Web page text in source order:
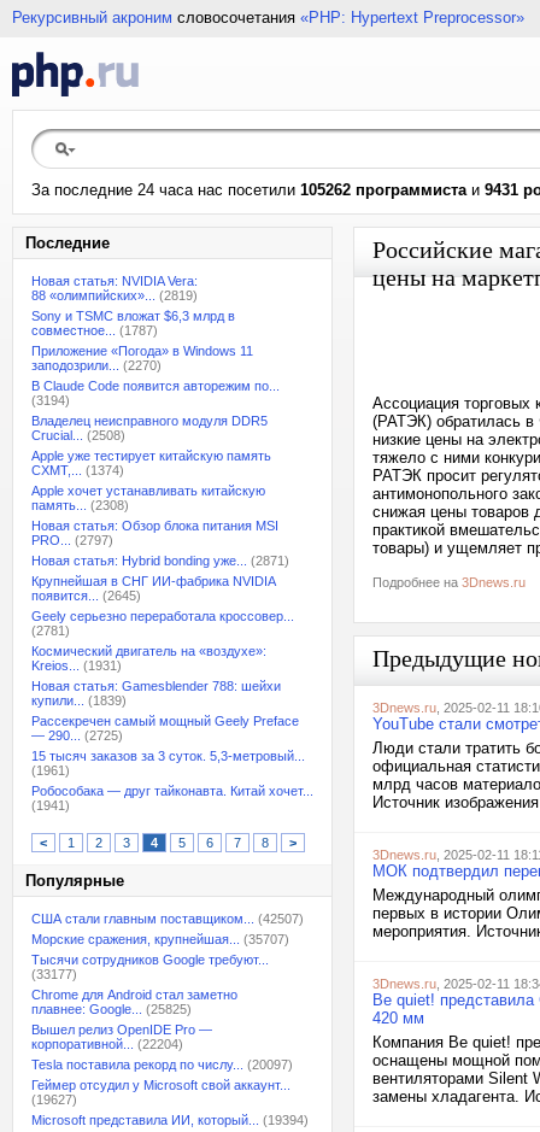
Рекурсивный акроним словосочетания «PHP: Hypertext Preprocessor»
За последние 24 часа нас посетили 105262 программистаи 9431
Последние
Новая статья: NVIDIA Vera:
88 «олимпийских»...
(2819)
Sony и TSMC вложат $6,3 млрд в
совместное...
(1787)
Приложение «Погода» в Windows 11
заподозрили...
(2270)
В Claude Code появится авторежим по...
(3194)
Владелец неисправного модуля DDR5
Crucial...
(2508)
Apple уже тестирует китайскую память
CXMT,...
(1374)
Apple хочет устанавливать китайскую
память...
(2308)
Новая статья: Обзор блока питания MSI
PRO...
(2797)
Новая статья: Hybrid bonding уже...
(2871)
Крупнейшая в СНГ ИИ-фабрика NVIDIA
появится...
(2645)
Geely серьезно переработала кроссовер...
(2781)
Космический двигатель на «воздухе»:
Kreios...
(1931)
Новая статья: Gamesblender 788: шейхи
купили...
(1839)
Рассекречен самый мощный Geely Preface
— 290...
(2725)
15 тысяч заказов за 3 суток. 5,3-метровый...
(1961)
Робособака — друг тайконавта. Китай хочет...
(1941)
< 1 2 3 4 5 6 7 8 >
Популярные
США стали главным поставщиком...
(42507)
Морские сражения, крупнейшая...
(35707)
Тысячи сотрудников Google требуют...
(33177)
Chrome для Android стал заметно
плавнее: Google...
(25825)
Вышел релиз OpenIDE Pro —
корпоративной...
(22204)
Tesla поставила рекорд по числу...
(20097)
Геймер отсудил у Microsoft свой аккаунт...
(19627)
Microsoft представила ИИ, который...
(19394)
Российские
цены на
Ассоциация торговых
(РАТЭК) обратилась
низкие цены на
тяжело с ними
РАТЭК просит
антимонопольного
снижая цены товаров
практикой
товары) и ущемляет
Подробнее на 3Dnews.ru
Предыдущие
3Dnews.ru , 2025-02-11
YouTube стали
Люди стали тратить
официальная
млрд часов
Источник
3Dnews.ru , 2025-02-11
МОК подтвердил
Международный
первых в истории
мероприятия.
3Dnews.ru , 2025-02-11
Be quiet!
420 мм
Компания Be quiet!
оснащены мощной
вентиляторами Silent
замены хладагента.